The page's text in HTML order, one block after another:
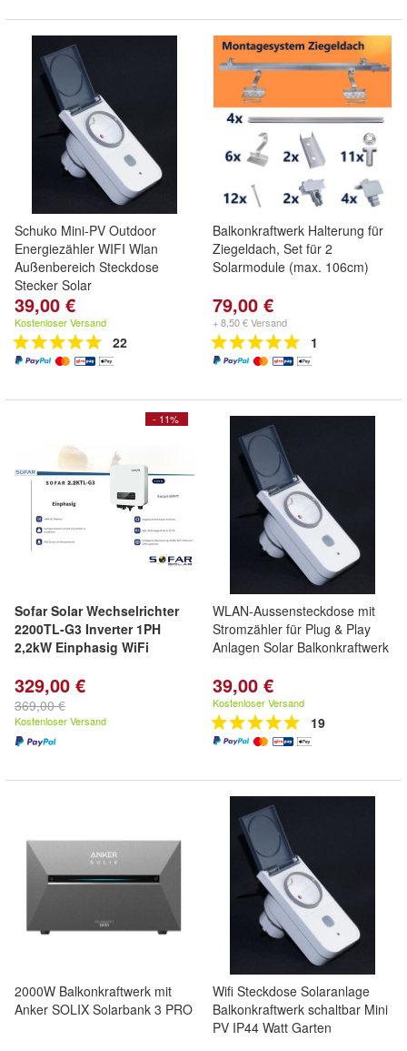
Schuko Mini-PV Outdoor
Energiezähler WIFI Wlan
Außenbereich Steckdose
Stecker Solar
39,00 €
Kostenloser Versand
22
Balkonkraftwerk Halterung für
Ziegeldach, Set für 2
Solarmodule (max. 106cm)
79,00 €
+ 8,50 € Versand
1
- 11%
Sofar Solar Wechselrichter
2200TL-G3 Inverter 1PH
2,2kW Einphasig WiFi
329,00 €
369,00 €
Kostenloser Versand
WLAN-Aussensteckdose mit
Stromzähler für Plug & Play
Anlagen Solar Balkonkraftwerk
39,00 €
Kostenloser Versand
19
2000W Balkonkraftwerk mit
Anker SOLIX Solarbank 3 PRO
Wifi Steckdose Solaranlage
Balkonkraftwerk schaltbar Mini
PV IP44 Watt Garten